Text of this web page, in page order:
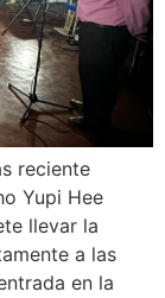
reciente
Yupi Hee
llevar la
a las
en la